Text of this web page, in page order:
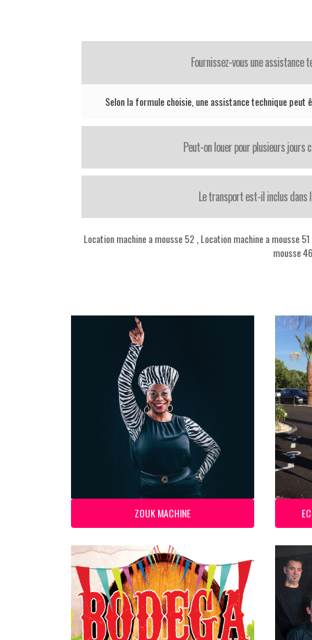
Fournissez-vous une assistance
Selon la formule choisie, une assistance technique peut
Peut-on louer pour plusieurs jours
Le transport est-il inclus
Location machine a mousse 52, Location machine a mousse 51
mousse 46
ZOUK MACHINE